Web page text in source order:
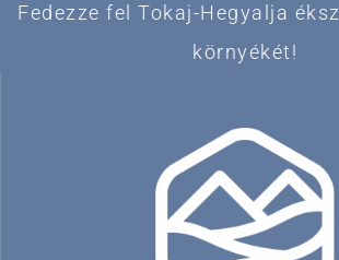
Fedezze fel Tokaj-Hegyalja
környékét!